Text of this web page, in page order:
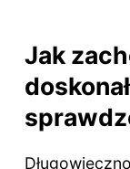
Jak